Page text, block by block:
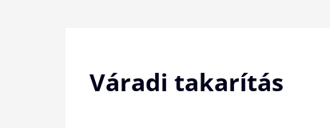
Váradi takarítás